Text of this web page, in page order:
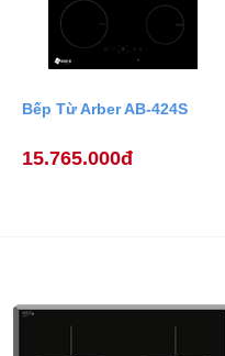
Bếp Từ Arber AB-424S
15.765.000đ